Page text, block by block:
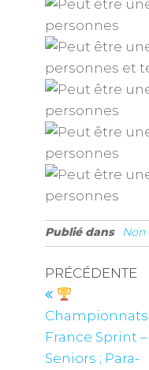
Publié dans Non
PRÉCÉDENTE
France Sprint –
Seniors ; Para-